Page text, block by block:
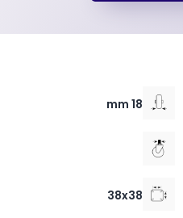
18 mm
38x38